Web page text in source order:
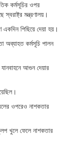
কর্মসূচির ওপর
মন্ত্রণালয়।
পিছিয়ে দেয়া হয়।
অব্যাহত কর্মসূচি পালন
আগুন দেয়ার
ওপরেও নাশকতার
খুলে ফেলে নাশকতার